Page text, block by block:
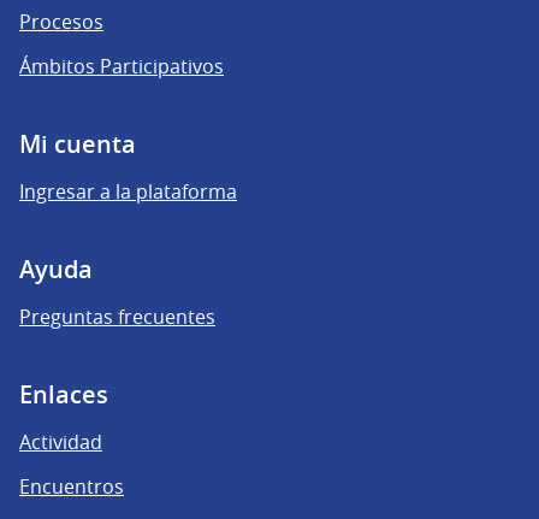
Procesos
Ámbitos Participativos
Mi cuenta
Ingresar a la plataforma
Ayuda
Preguntas frecuentes
Enlaces
Actividad
Encuentros